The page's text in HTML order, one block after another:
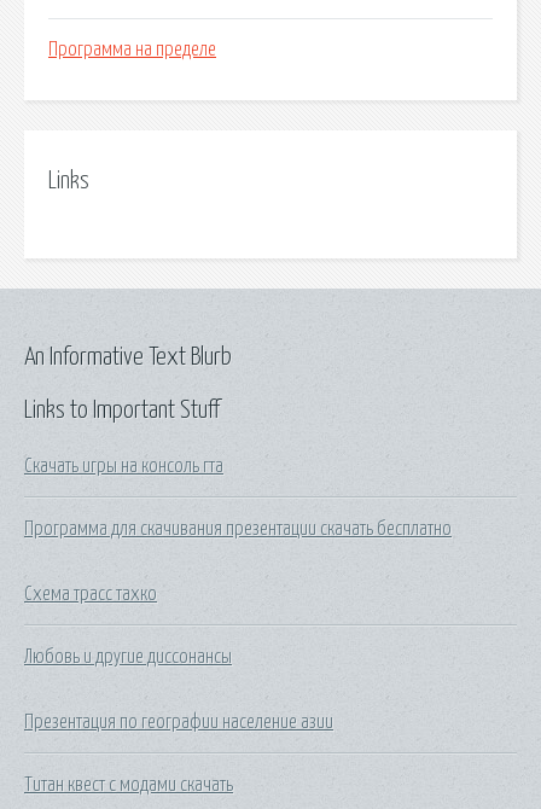
Программа на пределе
Links
Links to Important Stuff
Скачать игры на консоль гта
Программа для скачивания презентации скачать бесплатно
Схема трасс тахко
Любовь и другие диссонансы
Презентация по географии население азии
Титан квест с модами скачать
An Informative Text Blurb